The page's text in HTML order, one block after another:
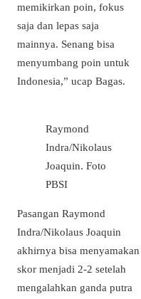
memikirkan poin, fokus
saja dan lepas saja
mainnya. Senang bisa
menyumbang poin untuk
Indonesia,” ucap Bagas.
Raymond
Indra/Nikolaus
Joaquin. Foto
PBSI
Pasangan Raymond
Indra/Nikolaus Joaquin
akhirnya bisa menyamakan
skor menjadi 2-2 setelah
mengalahkan ganda putra